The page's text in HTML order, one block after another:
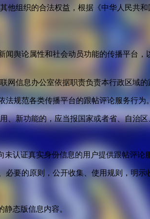
组织的合法权益，根据《中华人民共
舆论属性和社会动员功能的传播平台
网信息办公室依据职责负责本行政区域
法规范各类传播平台的跟帖评论服务行为
新功能的，应当报国家或者省、自治
未认证真实身份信息的用户提供跟帖评论
要的原则，公开收集、使用规则，明
态版信息内容。